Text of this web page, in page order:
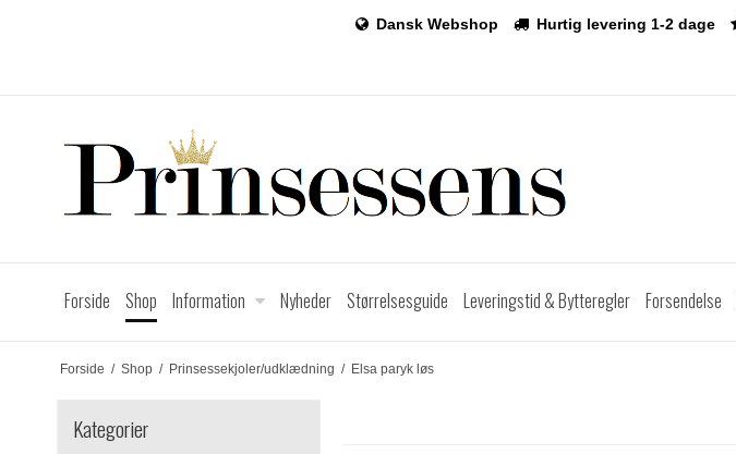
Dansk Webshop Hurtig levering 1-2 dage
Forside Shop Information Nyheder Størrelsesguide Leveringstid & Bytteregler Forsendelse
Forside / Shop / Prinsessekjoler/udklædning / Elsa paryk løs
Kategorier